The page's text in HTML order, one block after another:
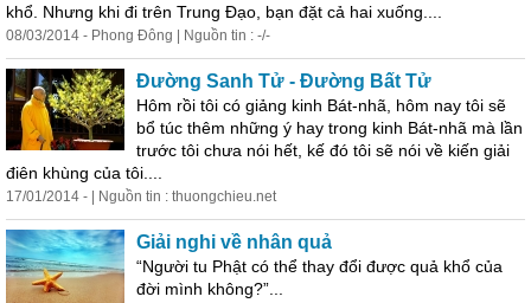
khổ. Nhưng khi đi trên Trung Đạo, bạn đặt cả hai xuống....
08/03/2014 - Phong Đông | Nguồn tin : -/-
Đường Sanh Tử - Đường Bất Tử
Hôm rồi tôi có giảng kinh Bát-nhã, hôm nay tôi sẽ
bổ túc thêm những ý hay trong kinh Bát-nhã mà lần
trước tôi chưa nói hết, kế đó tôi sẽ nói về kiến giải
điên khùng của tôi....
17/01/2014 - | Nguồn tin : thuongchieu.net
Giải nghi về nhân quả
“Người tu Phật có thể thay đổi được quả khổ của
đời mình không?”...